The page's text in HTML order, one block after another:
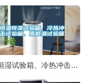
恒温恒湿试验箱、冷热冲击试验箱、高低温试验箱